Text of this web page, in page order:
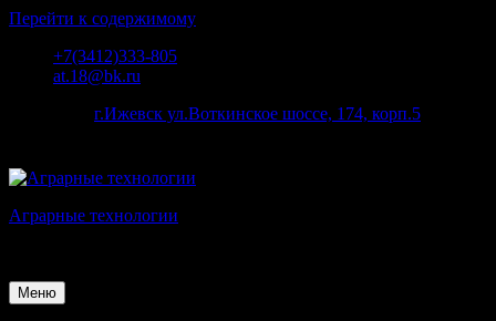
Перейти к содержимому
+7(3412)333-805
at.18@bk.ru
г.Ижевск ул.Воткинское шоссе, 174, корп.5
Аграрные технологии
Меню